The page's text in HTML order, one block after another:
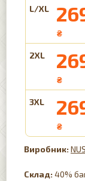
L/XL
₴
2XL
₴
3XL
₴
Склад: 40%